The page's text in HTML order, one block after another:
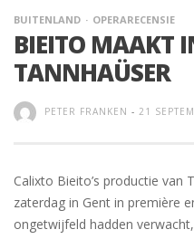
BUITENLAND OPERARECENSIE
BIEITO MAAKT
TANNHAÜSER
PETER FRANKEN - 21
Calixto Bieito’s productie van
zaterdag in Gent in première
ongetwijfeld hadden verwacht,